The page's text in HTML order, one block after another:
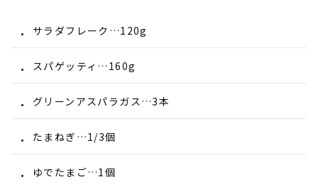
サラダフレーク…120g
スパゲッティ…160g
グリーンアスパラガス…3本
たまねぎ…1/3個
ゆでたまご…1個